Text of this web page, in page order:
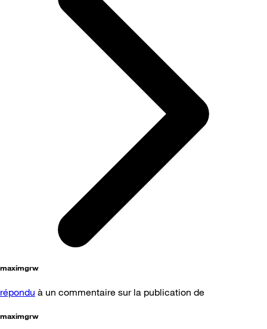
maximgrw
répondu à un commentaire sur la publication de
maximgrw